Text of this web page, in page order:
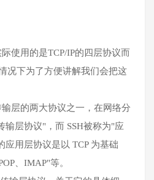
使用的是TCP/IP的四层协议而
况下为了方便讲解我们会把这
层的两大协议之一，在网络分
输层协议"，而 SSH被称为"应
应用层协议是以 TCP 为基础
、IMAP"等。